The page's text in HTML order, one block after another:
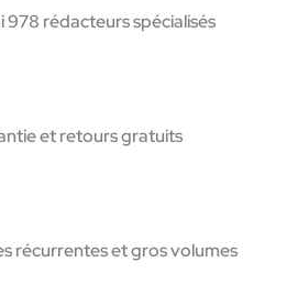
978 rédacteurs spécialisés
et retours gratuits
récurrentes et gros volumes